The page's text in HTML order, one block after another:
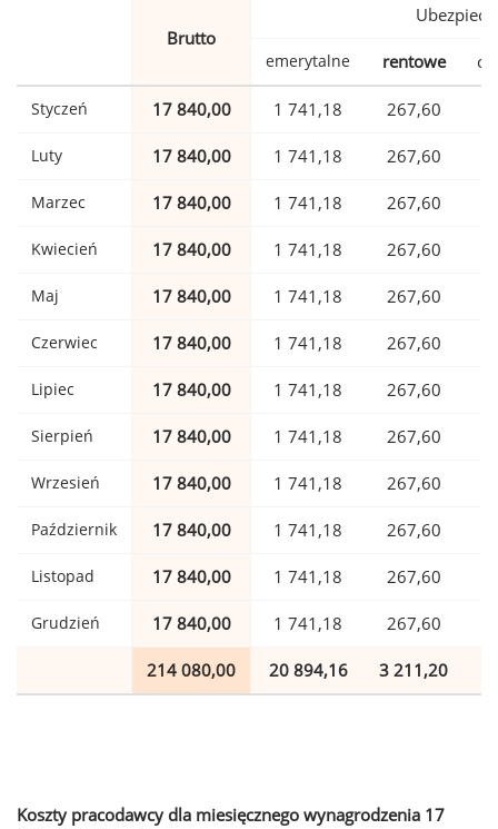
Brutto
emerytalne rentowe
Styczeń 17 840,00 1 741,18 267,60
Luty 17 840,00 1 741,18 267,60
Marzec 17 840,00 1 741,18 267,60
Kwiecień 17 840,00 1 741,18 267,60
Maj 17 840,00 1 741,18 267,60
Czerwiec 17 840,00 1 741,18 267,60
Lipiec 17 840,00 1 741,18 267,60
Sierpień 17 840,00 1 741,18 267,60
Wrzesień 17 840,00 1 741,18 267,60
Październik 17 840,00 1 741,18 267,60
Listopad 17 840,00 1 741,18 267,60
Grudzień 17 840,00 1 741,18 267,60
214 080,00 20 894,16 3 211,20
Koszty pracodawcy dla miesięcznego wynagrodzenia 17